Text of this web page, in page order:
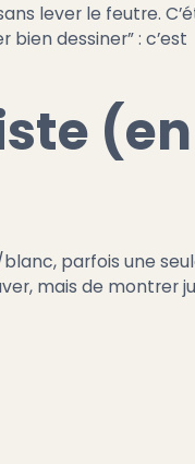
lever le feutre.
bien dessiner” : c’est
(en
parfois une
mais de montrer